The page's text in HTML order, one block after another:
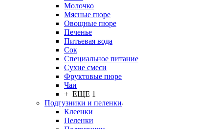
Молочко
Мясные пюре
Овощные пюре
Печенье
Питьевая вода
Сок
Специальное питание
Сухие смеси
Фруктовые пюре
Чаи
+ ЕЩЕ 1
Подгузники и пеленки
Клеенки
Пеленки